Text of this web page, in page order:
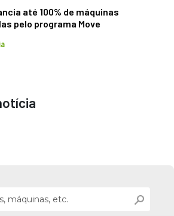
até 100% de máquinas
pelo programa Move